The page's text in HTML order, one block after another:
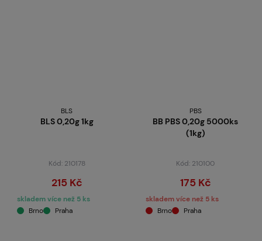
BLS
BLS 0,20g 1kg
Kód: 210178
215 Kč
skladem více než 5 ks
Brno
Praha
PBS
BB PBS 0,20g 5000ks
(1kg)
Kód: 210100
175 Kč
skladem více než 5 ks
Brno
Praha